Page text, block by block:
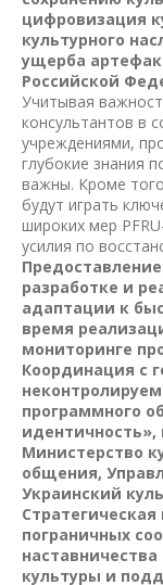
цифровизация
культурного
ущерба
Российской
Учитывая
консультантов в
учреждениями,
глубокие знания
важны. Кроме
будут играть
широких мер
усилия по
разработке и
адаптации к
время
мониторинге
Координация с
программного
Министерство
общения,
Украинский
пограничных
культуры и